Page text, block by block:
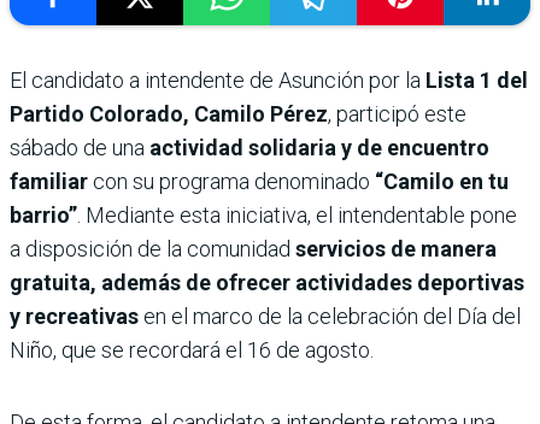
El candidato a intendente de Asunción por la Lista 1 del
Partido Colorado, Camilo Pérez, participó este
sábado de una actividad solidaria y de encuentro
familiar con su programa denominado “Camilo en tu
barrio” . Mediante esta iniciativa, el intendentable pone
a disposición de la comunidad servicios de manera
gratuita, además de ofrecer actividades deportivas
y recreativas en el marco de la celebración del Día del
Niño, que se recordará el 16 de agosto.